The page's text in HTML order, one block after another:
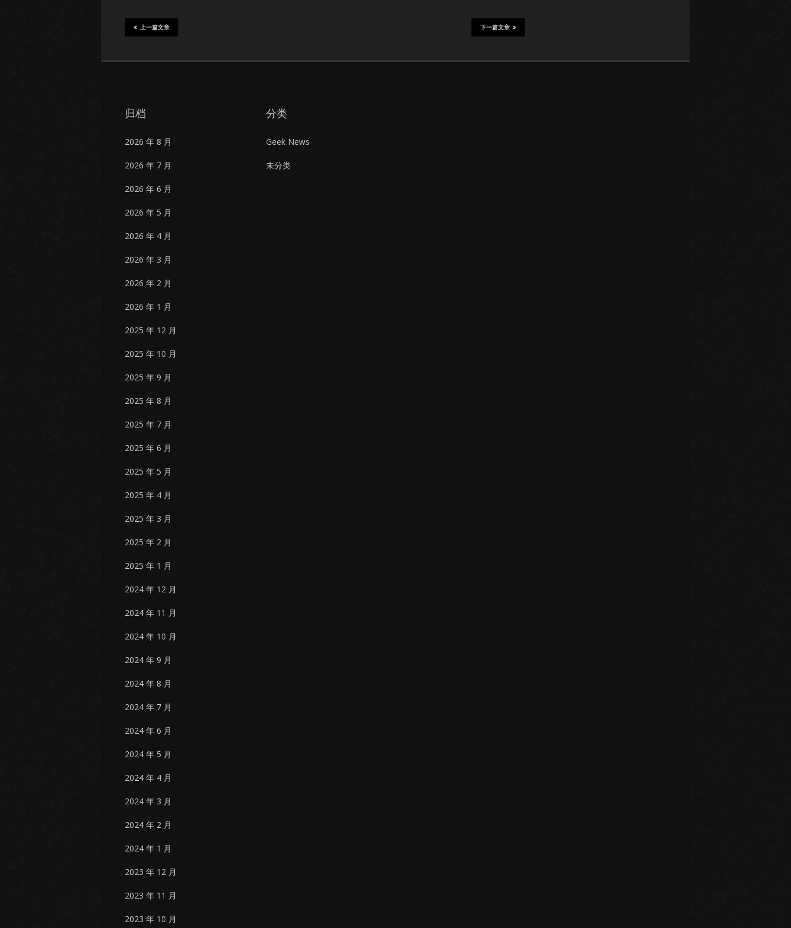
下一篇文章
上一篇文章
归档
2026 年 8 月
2026 年 7 月
2026 年 6 月
2026 年 5 月
2026 年 4 月
2026 年 3 月
2026 年 2 月
2026 年 1 月
2025 年 12 月
2025 年 10 月
2025 年 9 月
2025 年 8 月
2025 年 7 月
2025 年 6 月
2025 年 5 月
2025 年 4 月
2025 年 3 月
2025 年 2 月
2025 年 1 月
2024 年 12 月
2024 年 11 月
2024 年 10 月
2024 年 9 月
2024 年 8 月
2024 年 7 月
2024 年 6 月
2024 年 5 月
2024 年 4 月
2024 年 3 月
2024 年 2 月
2024 年 1 月
2023 年 12 月
2023 年 11 月
2023 年 10 月
分类
Geek News
未分类